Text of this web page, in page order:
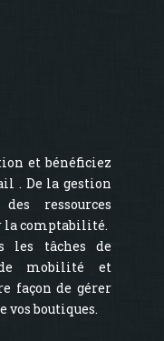
et bénéficiez
. De la gestion
ressources
la comptabilité.
les tâches de
mobilité et
façon de gérer
vos boutiques.